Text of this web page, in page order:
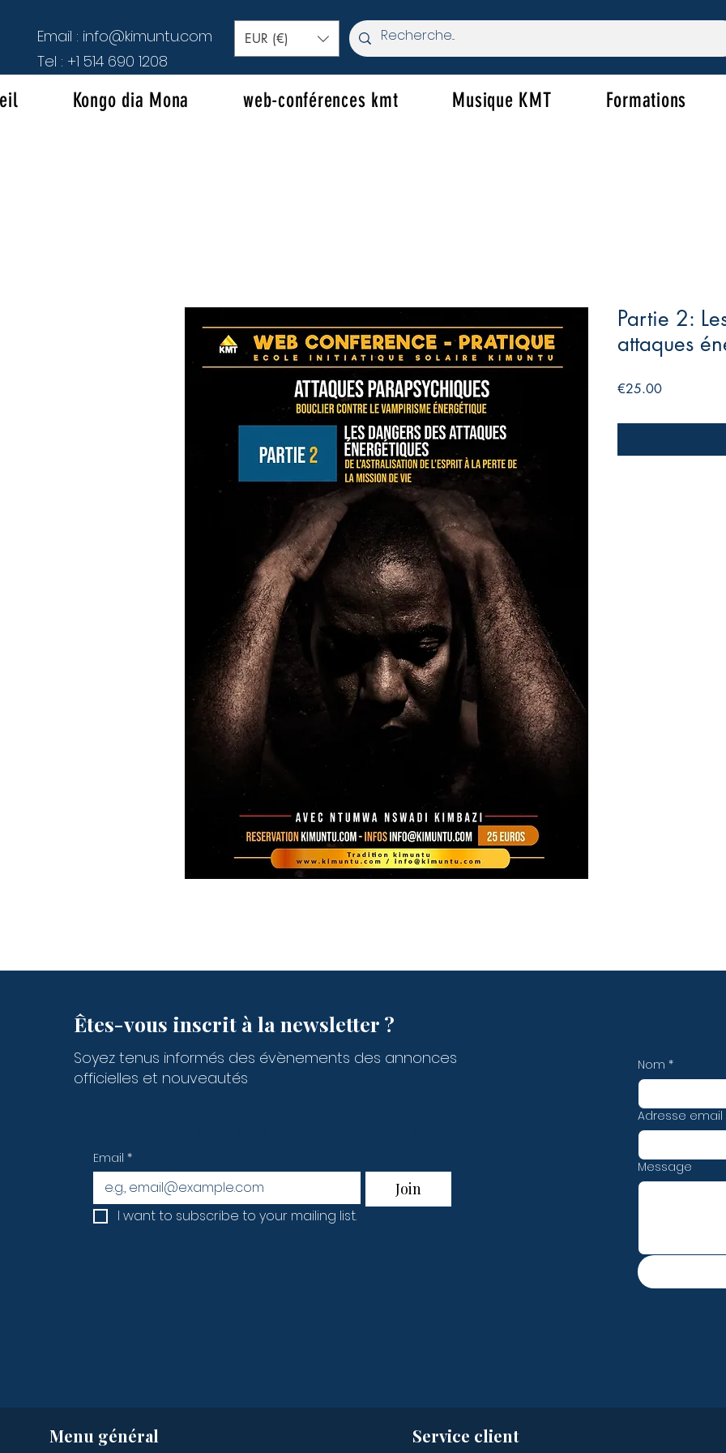
Email : info@kimuntu.com
Tel : +1 514 690 1208
EUR (€)
Kongo dia Mona web-conférences kmt Musique KMT Formations
Partie 2:
attaques
€25.00Price
Êtes-vous inscrit à la newsletter ?
Soyez tenus informés des évènements des annonces
officielles et nouveautés
Email *
Join
I want to subscribe to your mailing list.
Nom *
Adresse email
Message
Menu général Service client